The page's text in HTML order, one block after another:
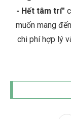
- Hết tâm trí"
muốn mang
chi phí hợp lý